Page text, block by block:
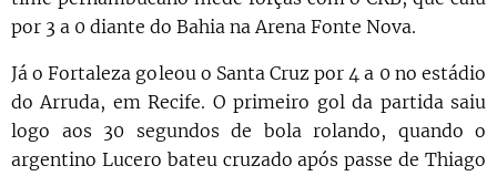
por 3 a 0 diante do Bahia na Arena Fonte Nova.
Já o Fortaleza goleou o Santa Cruz por 4 a 0 no estádio
do Arruda, em Recife. O primeiro gol da partida saiu
logo aos 30 segundos de bola rolando, quando o
argentino Lucero bateu cruzado após passe de Thiago